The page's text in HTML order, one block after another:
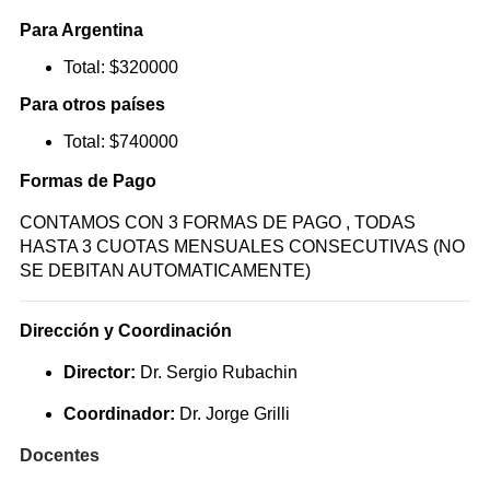
Para Argentina
Total: $320000
Para otros países
Total: $740000
Formas de Pago
CONTAMOS CON 3 FORMAS DE PAGO , TODAS
HASTA 3 CUOTAS MENSUALES CONSECUTIVAS (NO
SE DEBITAN AUTOMATICAMENTE)
Dirección y Coordinación
Director: Dr. Sergio Rubachin
Coordinador: Dr. Jorge Grilli
Docentes